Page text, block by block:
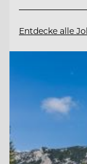
Entdecke alle